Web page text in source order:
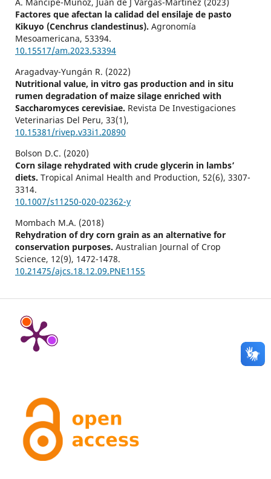
Factores que afectan la calidad del ensilaje de pasto
Kikuyo (Cenchrus clandestinus). Agronomía
Mesoamericana, 53394.
10.15517/am.2023.53394
Aragadvay-Yungán R. (2022)
Nutritional value, in vitro gas production and in situ
rumen degradation of maize silage enriched with
Saccharomyces cerevisiae. Revista De Investigaciones
Veterinarias Del Peru, 33(1),
10.15381/rivep.v33i1.20890
Bolson D.C. (2020)
Corn silage rehydrated with crude glycerin in lambs’
diets. Tropical Animal Health and Production, 52(6), 3307-
3314.
10.1007/s11250-020-02362-y
Mombach M.A. (2018)
Rehydration of dry corn grain as an alternative for
conservation purposes. Australian Journal of Crop
Science, 12(9), 1472-1478.
10.21475/ajcs.18.12.09.PNE1155